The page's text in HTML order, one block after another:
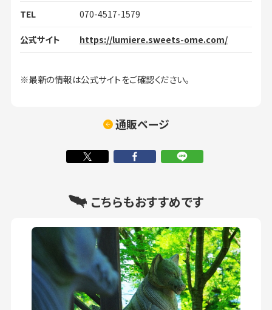
TEL 070-4517-1579
公式サイト https://lumiere.sweets-ome.com/
※最新の情報は公式サイトをご確認ください。
通販ページ
こちらもおすすめです